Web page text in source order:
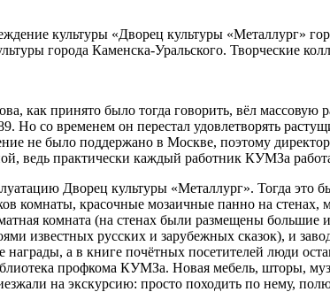
культуры «Дворец культуры «Металлург»
города Каменска-Уральского. Творческие
как принято было тогда говорить, вёл
Но со временем он перестал удовлетворять
не было поддержано в Москве, поэтому
ведь практически каждый работник КУМЗа
Дворец культуры «Металлург». Тогда
комнаты, красочные мозаичные панно на
комната (на стенах были размещены большие
известных русских и зарубежных сказок), и
а в книге почётных посетителей люди
профкома КУМЗа. Новая мебель, шторы,
на экскурсию: просто походить по нему,